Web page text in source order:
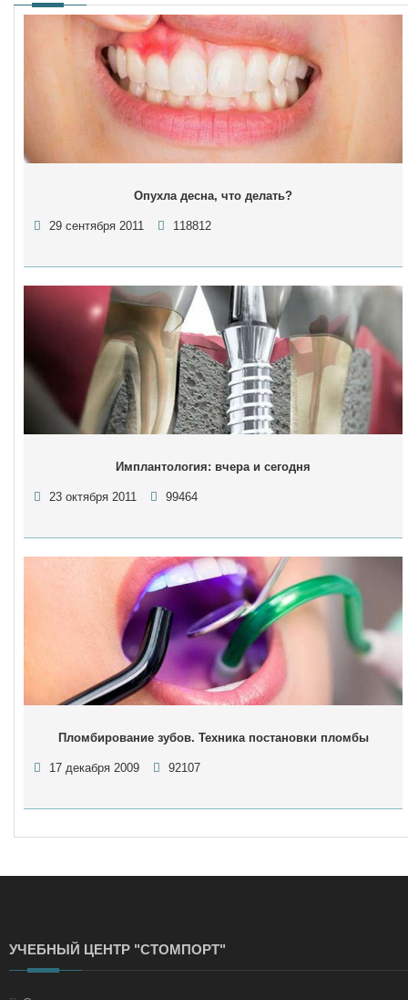
Опухла десна, что делать?
29 сентября 2011 118812
Имплантология: вчера и сегодня
23 октября 2011 99464
Пломбирование зубов. Техника постановки пломбы
17 декабря 2009 92107
УЧЕБНЫЙ ЦЕНТР "СТОМПОРТ"